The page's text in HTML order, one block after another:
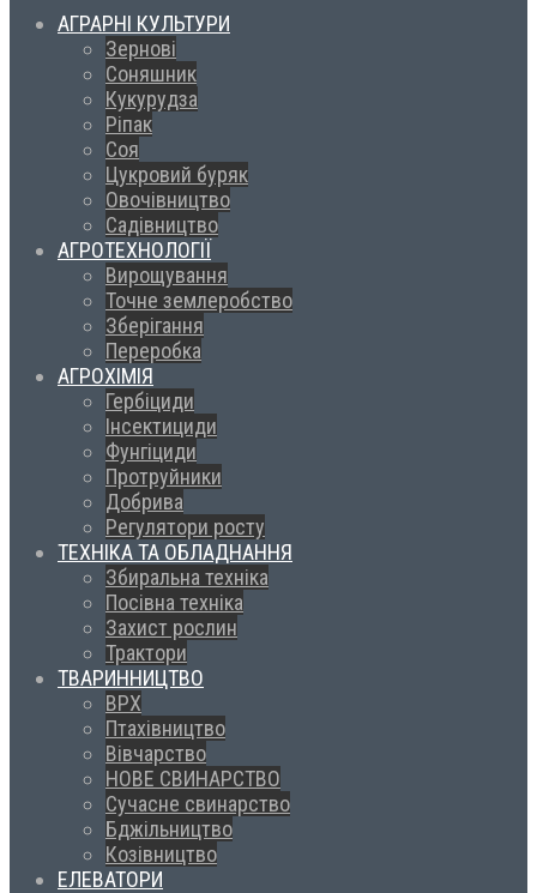
АГРАРНІ КУЛЬТУРИ
Зернові
Соняшник
Кукурудза
Ріпак
Соя
Цукровий буряк
Овочівництво
Садівництво
АГРОТЕХНОЛОГІЇ
Вирощування
Точне землеробство
Зберігання
Переробка
АГРОХІМІЯ
Гербіциди
Інсектициди
Фунгіциди
Протруйники
Добрива
Регулятори росту
ТЕХНІКА ТА ОБЛАДНАННЯ
Збиральна техніка
Посівна техніка
Захист рослин
Трактори
ТВАРИННИЦТВО
ВРХ
Птахівництво
Вівчарство
НОВЕ СВИНАРСТВО
Сучасне свинарство
Бджільництво
Козівництво
ЕЛЕВАТОРИ